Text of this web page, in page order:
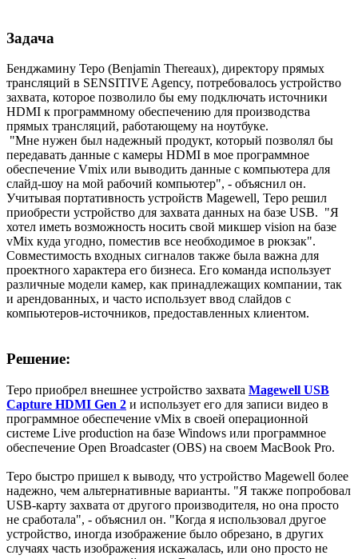
Задача
Бенджамину Теро (Benjamin Thereaux), директору прямых
трансляций в SENSITIVE Agency, потребовалось устройство
захвата, которое позволило бы ему подключать источники
HDMI к программному обеспечению для производства
прямых трансляций, работающему на ноутбуке.
"Мне нужен был надежный продукт, который позволял бы
передавать данные с камеры HDMI в мое программное
обеспечение Vmix или выводить данные с компьютера для
слайд-шоу на мой рабочий компьютер", - объяснил он.
Учитывая портативность устройств Magewell, Теро решил
приобрести устройство для захвата данных на базе USB. "Я
хотел иметь возможность носить свой микшер vision на базе
vMix куда угодно, поместив все необходимое в рюкзак".
Совместимость входных сигналов также была важна для
проектного характера его бизнеса. Его команда использует
различные модели камер, как принадлежащих компании, так
и арендованных, и часто использует ввод слайдов с
компьютеров-источников, предоставленных клиентом.
Решение:
Теро приобрел внешнее устройство захвата Magewell USB
Capture HDMI Gen 2 и использует его для записи видео в
программное обеспечение vMix в своей операционной
системе Live production на базе Windows или программное
обеспечение Open Broadcaster (OBS) на своем MacBook Pro.
Теро быстро пришел к выводу, что устройство Magewell более
надежно, чем альтернативные варианты. "Я также попробовал
USB-карту захвата от другого производителя, но она просто
не сработала", - объяснил он. "Когда я использовал другое
устройство, иногда изображение было обрезано, в других
случаях часть изображения искажалась, или оно просто не